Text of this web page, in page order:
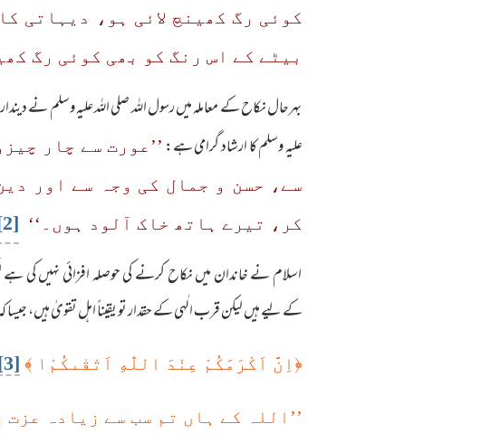
کوئی رگ کھینچ لائی ہو، دیہاتی
بیٹے کے اس رنگ کو بھی کوئی رگ
بہرحال نکاح کے معاملہ میں رسول اللہ صلی اللہ علیہ وسلم نے
علیہ وسلم کا ارشاد گرامی ہے: ’’عورت سے چار
سے، حسن و جمال کی وجہ سے اور
کر، تیرے ہاتھ خاک آلود ہوں۔‘‘
اسلام نے خاندان میں نکاح کرنے کی حوصلہ افزائی نہیں کی ہے
کے لیے ہیں لیکن قرب الٰہی کے حقدار تو یقیناً اہل تقویٰ ہیں،
﴿اِنَّ اَكْرَمَكُمْ عِنْدَ اللّٰهِ اَتْقٰىكُمْ١ ﴾
’’اللہ کے ہاں تم سب سے زیادہ عزت